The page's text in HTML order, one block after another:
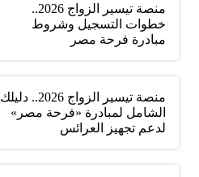
منصة تيسير الزواج 2026..
خطوات التسجيل وشروط
مبادرة فرحة مصر
منصة تيسير الزواج 2026.. دليلك
الشامل لمبادرة «فرحة مصر»
لدعم تجهيز العرائس